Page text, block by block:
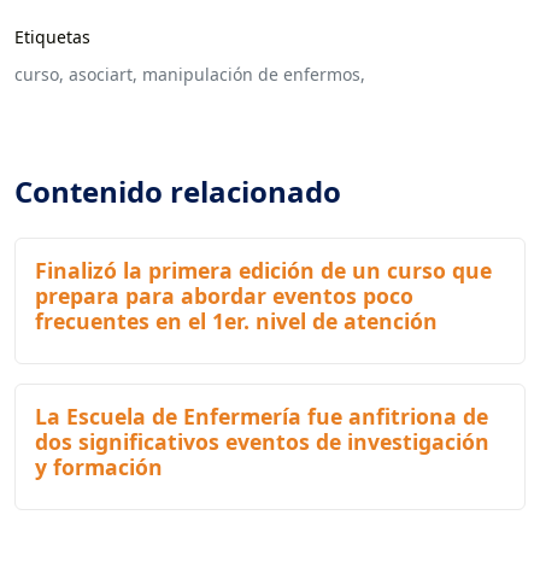
Etiquetas
curso, asociart, manipulación de enfermos,
Contenido relacionado
Finalizó la primera edición de un curso que
prepara para abordar eventos poco
frecuentes en el 1er. nivel de atención
La Escuela de Enfermería fue anfitriona de
dos significativos eventos de investigación
y formación